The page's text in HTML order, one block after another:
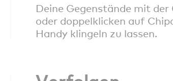
Deine Gegenstände mit
oder doppelklicken auf
Handy klingeln zu lassen.